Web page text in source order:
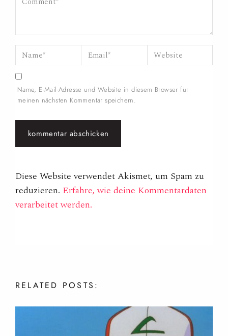
Name, E-Mail-Adresse und Website in diesem Browser für
meinen nächsten Kommentar speichern.
Diese Website verwendet Akismet, um Spam zu
reduzieren. Erfahre, wie deine Kommentardaten
verarbeitet werden.
RELATED POSTS: